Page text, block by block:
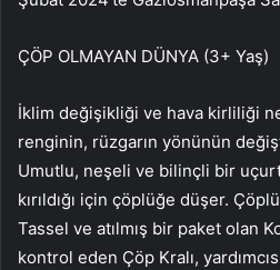
ÇÖP OLMAYAN DÜNYA (3+ Yaş)
İklim değişikliği ve hava kirliliği
renginin, rüzgarın yönünün
Umutlu, neşeli ve bilinçli bir
kırıldığı için çöplüğe düşer.
Tassel ve atılmış bir paket olan
kontrol eden Çöp Kralı,